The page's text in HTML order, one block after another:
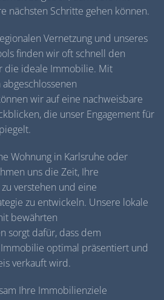
nächsten Schritte gehen können.
Vernetzung und unseres
finden wir oft schnell den
die ideale Immobilie. Mit
wir auf eine nachweisbare
die unser Engagement für
Wohnung in Karlsruhe oder
uns die Zeit, Ihre
verstehen und eine
zu entwickeln. Unsere lokale
bewährten
sorgt dafür, dass dem
optimal präsentiert und
verkauft wird.
Ihre Immobilienziele